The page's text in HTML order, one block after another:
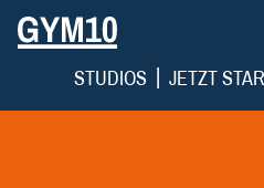
STUDIOS | JETZT